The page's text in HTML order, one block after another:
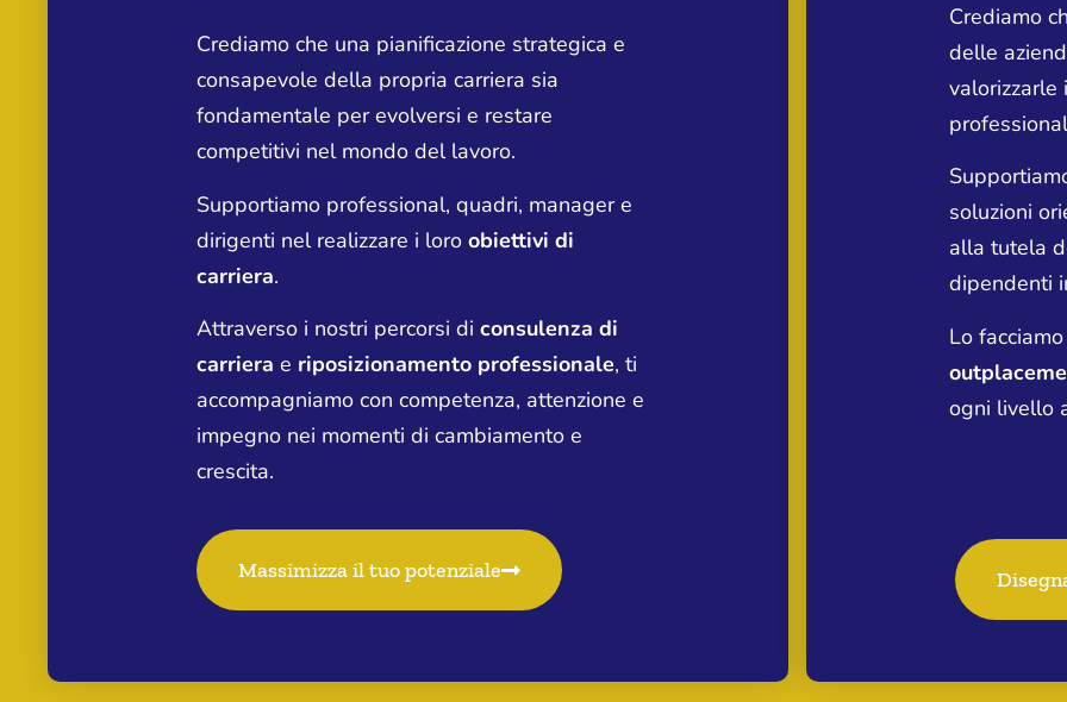
Crediamo che una pianificazione strategica e
consapevole della propria carriera sia
fondamentale per evolversi e restare
competitivi nel mondo del lavoro.
Supportiamo professional, quadri, manager e
dirigenti nel realizzare i loro obiettivi di
carriera.
Attraverso i nostri percorsi di consulenza di
carriera e riposizionamento professionale, ti
accompagniamo con competenza, attenzione e
impegno nei momenti di cambiamento e
crescita.
Massimizza il tuo potenziale
Crediamo
delle
valorizzarle
soluzioni
alla tutela
dipendenti
Lo
ogni livello